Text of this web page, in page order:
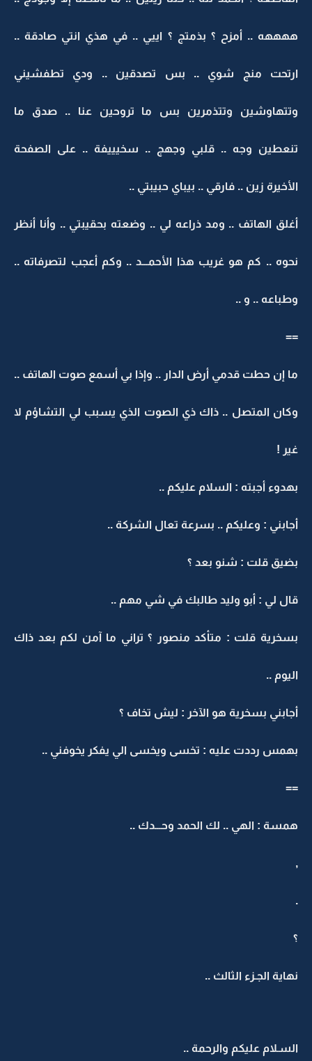
ههههه .. أمزح ؟ بذمتج ؟ اييي .. في هذي انتي صادقة ..
ارتحت منج شوي .. بس تصدقين .. ودي تطفشيني
وتتهاوشين وتتذمرين بس ما تروحين عنا .. صدق ما
تنعطين وجه .. قلبي وجهج .. سخيييفة .. على الصفحة
الأخيرة زين .. فارقي .. بيباي حبيبتي ..
أغلق الهاتف .. ومد ذراعه لي .. وضعته بحقيبتي .. وأنا أنظر
نحوه .. كم هو غريب هذا الأحمـــد .. وكم أعجب لتصرفاته ..
وطباعه .. و ..
==
ما إن حطت قدمي أرض الدار .. وإذا بي أسمع صوت الهاتف ..
وكان المتصل .. ذاك ذي الصوت الذي يسبب لي التشاؤم لا
غير !
بهدوء أجبته : السلام عليكم ..
أجابني : وعليكم .. بسرعة تعال الشركة ..
بضيق قلت : شنو بعد ؟
قال لي : أبو وليد طالبك في شي مهم ..
بسخرية قلت : متأكد منصور ؟ تراني ما آمن لكم بعد ذاك
اليوم ..
أجابني بسخرية هو الآخر : ليش تخاف ؟
بهمس رددت عليه : تخسى ويخسى الي يفكر يخوفني ..
==
همسة : الهي .. لك الحمد وحـــدك ..
,
.
؟
نهاية الجـزء الثالث ..
السـلام عليكم والرحمة ..